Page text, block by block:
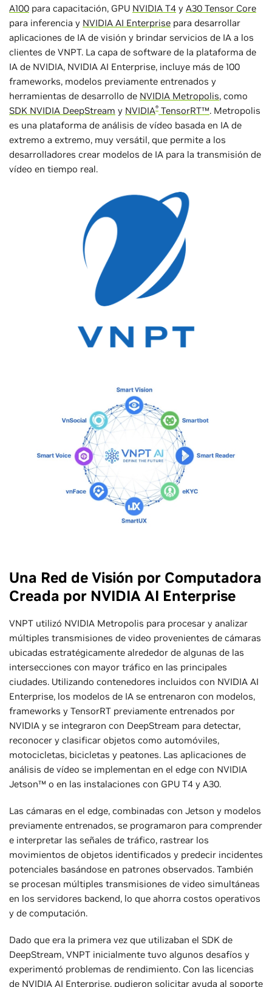
A100 para capacitación, GPU NVIDIA T4 y A30 Tensor Core
para inferencia y NVIDIA AI Enterprise para desarrollar
aplicaciones de IA de visión y brindar servicios de IA a los
clientes de VNPT. La capa de software de la plataforma de
IA de NVIDIA, NVIDIA AI Enterprise, incluye más de 100
frameworks, modelos previamente entrenados y
herramientas de desarrollo de NVIDIA Metropolis, como
SDK NVIDIA DeepStream y NVIDIA® TensorRT™. Metropolis
es una plataforma de análisis de vídeo basada en IA de
extremo a extremo, muy versátil, que permite a los
desarrolladores crear modelos de IA para la transmisión de
vídeo en tiempo real.
Una Red de Visión por Computadora
Creada por NVIDIA AI Enterprise
VNPT utilizó NVIDIA Metropolis para procesar y analizar
múltiples transmisiones de video provenientes de cámaras
ubicadas estratégicamente alrededor de algunas de las
intersecciones con mayor tráfico en las principales
ciudades. Utilizando contenedores incluidos con NVIDIA AI
Enterprise, los modelos de IA se entrenaron con modelos,
frameworks y TensorRT previamente entrenados por
NVIDIA y se integraron con DeepStream para detectar,
reconocer y clasificar objetos como automóviles,
motocicletas, bicicletas y peatones. Las aplicaciones de
análisis de vídeo se implementan en el edge con NVIDIA
Jetson™ o en las instalaciones con GPU T4 y A30.
Las cámaras en el edge, combinadas con Jetson y modelos
previamente entrenados, se programaron para comprender
e interpretar las señales de tráfico, rastrear los
movimientos de objetos identificados y predecir incidentes
potenciales basándose en patrones observados. También
se procesan múltiples transmisiones de video simultáneas
en los servidores backend, lo que ahorra costos operativos
y de computación.
Dado que era la primera vez que utilizaban el SDK de
DeepStream, VNPT inicialmente tuvo algunos desafíos y
experimentó problemas de rendimiento. Con las licencias
de NVIDIA AI Enterprise, pudieron solicitar ayuda al soporte